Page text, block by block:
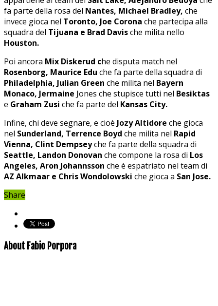
fa parte della rosa del Nantes, Michael Bradley, che
invece gioca nel Toronto, Joe Corona che partecipa alla
squadra del Tijuana e Brad Davische milita nello
Houston.
Poi ancora Mix Diskerud che disputa match nel
Rosenborg, Maurice Edu che fa parte della squadra di
Philadelphia, Julian Green che milita nel Bayern
Monaco, Jermaine Jones che stupisce tutti nel Besiktas
e Graham Zusi che fa parte del Kansas City.
Infine, chi deve segnare, e cioè Jozy Altidore che gioca
nel Sunderland, Terrence Boyd che milita nel Rapid
Vienna, Clint Dempseyche fa parte della squadra di
Seattle, Landon Donovan che compone la rosa di Los
Angeles, Aron Johannsson che è espatriato nel team di
AZ Alkmaar e Chris Wondolowski che gioca a San Jose.
Share
About Fabio Porpora